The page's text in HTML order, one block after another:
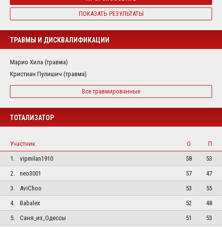
ПОКАЗАТЬ РЕЗУЛЬТАТЫ
ТРАВМЫ И ДИСКВАЛИФИКАЦИИ
Марио Хила (травма)
Кристиан Пулишич (травма)
Все травмированные
ТОТАЛИЗАТОР
Участник О
П
1.
vipmilan1910 58
53
2.
neo3001 57
47
3.
AviChoo 53
55
4.
Babalex 52
48
5.
Саня_из_Одессы 51 53